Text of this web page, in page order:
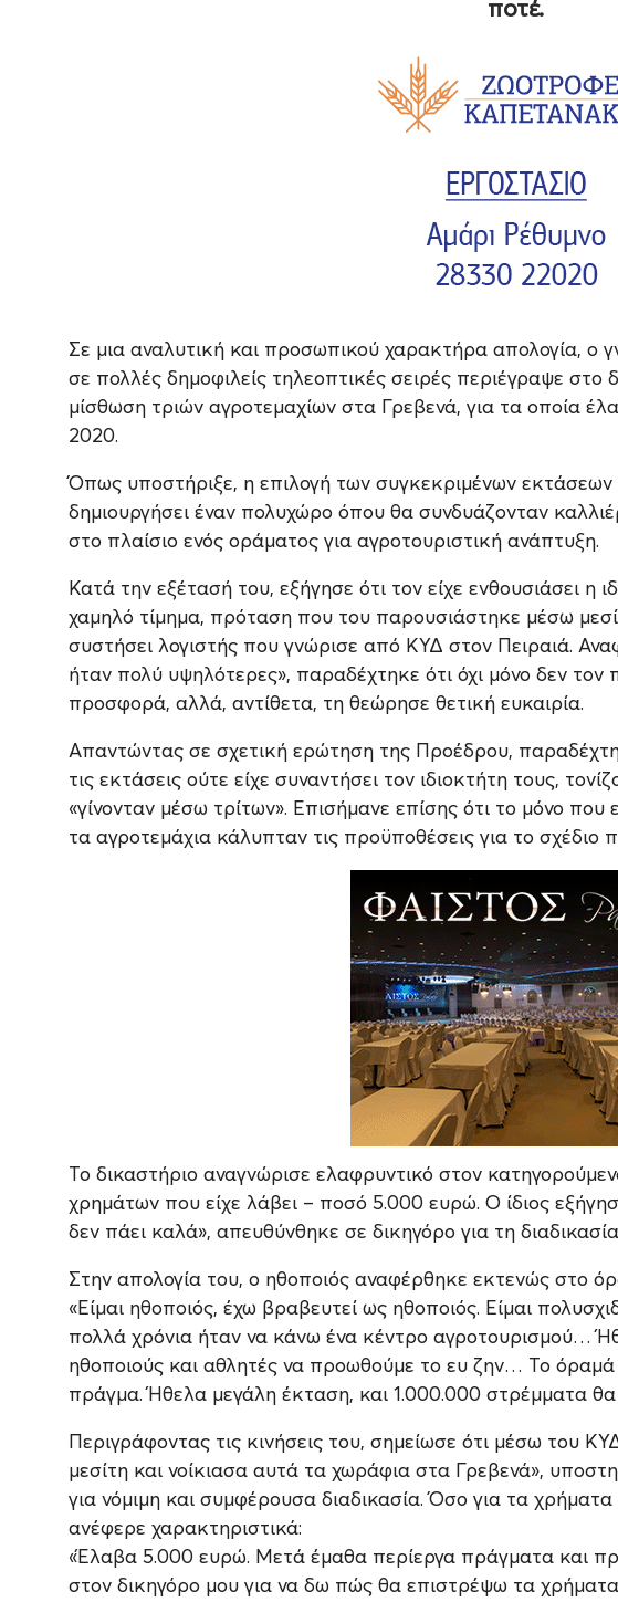
ποτέ.
Σε μια αναλυτική και προσωπικού χαρακτήρα απολογία, ο
σε πολλές δημοφιλείς τηλεοπτικές σειρές περιέγραψε
μίσθωση τριών αγροτεμαχίων στα Γρεβενά, για τα οποία
2020.
Όπως υποστήριξε, η επιλογή των συγκεκριμένων εκτάσεων
δημιουργήσει έναν πολυχώρο όπου θα συνδυάζονταν
στο πλαίσιο ενός οράματος για αγροτουριστική ανάπτυξη.
Κατά την εξέτασή του, εξήγησε ότι τον είχε ενθουσιάσει η
χαμηλό τίμημα, πρόταση που του παρουσιάστηκε μέσω
συστήσει λογιστής που γνώρισε από ΚΥΔ στον Πειραιά.
ήταν πολύ υψηλότερες», παραδέχτηκε ότι όχι μόνο δεν
προσφορά, αλλά, αντίθετα, τη θεώρησε θετική ευκαιρία.
Απαντώντας σε σχετική ερώτηση της Προέδρου,
τις εκτάσεις ούτε είχε συναντήσει τον ιδιοκτήτη τους,
«γίνονταν μέσω τρίτων». Επισήμανε επίσης ότι το μόνο που
τα αγροτεμάχια κάλυπταν τις προϋποθέσεις για το σχέδιο
Το δικαστήριο αναγνώρισε ελαφρυντικό στον
χρημάτων που είχε λάβει – ποσό 5.000 ευρώ. Ο ίδιος
δεν πάει καλά», απευθύνθηκε σε δικηγόρο για τη
Στην απολογία του, ο ηθοποιός αναφέρθηκε εκτενώς στο
«Είμαι ηθοποιός, έχω βραβευτεί ως ηθοποιός. Είμαι
πολλά χρόνια ήταν να κάνω ένα κέντρο αγροτουρισμού…
ηθοποιούς και αθλητές να προωθούμε το ευ ζην… Το
πράγμα. Ήθελα μεγάλη έκταση, και 1.000.000 στρέμματα θα
Περιγράφοντας τις κινήσεις του, σημείωσε ότι μέσω του
μεσίτη και νοίκιασα αυτά τα χωράφια στα Γρεβενά»,
για νόμιμη και συμφέρουσα διαδικασία. Όσο για τα
ανέφερε χαρακτηριστικά:
«Έλαβα 5.000 ευρώ. Μετά έμαθα περίεργα πράγματα και
στον δικηγόρο μου για να δω πώς θα επιστρέψω τα